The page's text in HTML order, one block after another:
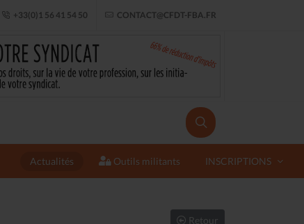
+33(0)1 56 41 54 50 CONTACT@CFDT-FBA.FR
Actualités Outils militants INSCRIPTIONS
Retour